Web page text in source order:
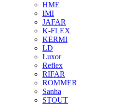
HME
IMI
JAFAR
K-FLEX
KERMI
LD
Luxor
Reflex
RIFAR
ROMMER
Sanha
STOUT